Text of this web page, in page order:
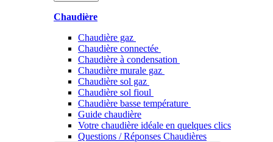
Chaudière
Chaudière gaz
Chaudière connectée
Chaudière à condensation
Chaudière murale gaz
Chaudière sol gaz
Chaudière sol fioul
Chaudière basse température
Guide chaudière
Votre chaudière idéale en quelques clics
Questions / Réponses Chaudières